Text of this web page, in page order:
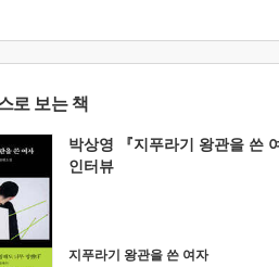
로 보는 책
박상영 『지푸라기 왕관을 쓴
인터뷰
지푸라기 왕관을 쓴 여자